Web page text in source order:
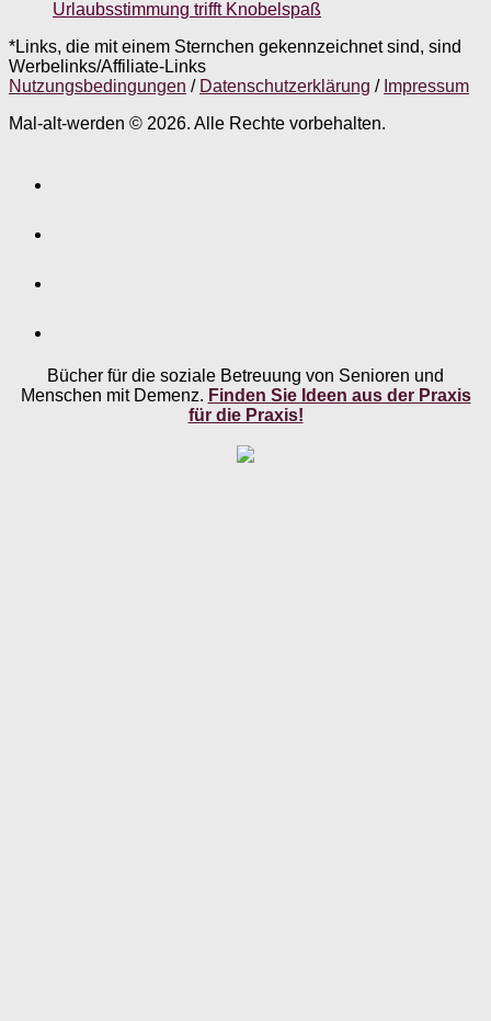
Urlaubsstimmung trifft Knobelspaß
*Links, die mit einem Sternchen gekennzeichnet sind, sind
Werbelinks/Affiliate-Links
Nutzungsbedingungen / Datenschutzerklärung / Impressum
Mal-alt-werden © 2026. Alle Rechte vorbehalten.
Bücher für die soziale Betreuung von Senioren und
Menschen mit Demenz. Finden Sie Ideen aus der Praxis
für die Praxis!